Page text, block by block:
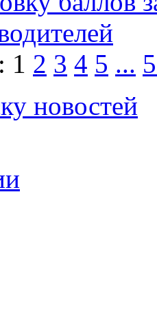
1 2 3 4 5 ...
новостей